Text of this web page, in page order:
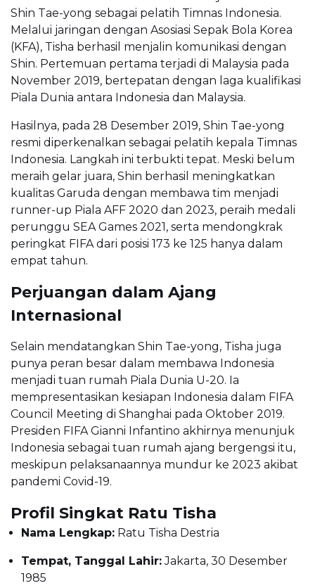
Shin Tae-yong sebagai pelatih Timnas Indonesia.
Melalui jaringan dengan Asosiasi Sepak Bola Korea
(KFA), Tisha berhasil menjalin komunikasi dengan
Shin. Pertemuan pertama terjadi di Malaysia pada
November 2019, bertepatan dengan laga kualifikasi
Piala Dunia antara Indonesia dan Malaysia.
Hasilnya, pada 28 Desember 2019, Shin Tae-yong
resmi diperkenalkan sebagai pelatih kepala Timnas
Indonesia. Langkah ini terbukti tepat. Meski belum
meraih gelar juara, Shin berhasil meningkatkan
kualitas Garuda dengan membawa tim menjadi
runner-up Piala AFF 2020 dan 2023, peraih medali
perunggu SEA Games 2021, serta mendongkrak
peringkat FIFA dari posisi 173 ke 125 hanya dalam
empat tahun.
Perjuangan dalam Ajang
Internasional
Selain mendatangkan Shin Tae-yong, Tisha juga
punya peran besar dalam membawa Indonesia
menjadi tuan rumah Piala Dunia U-20. Ia
mempresentasikan kesiapan Indonesia dalam FIFA
Council Meeting di Shanghai pada Oktober 2019.
Presiden FIFA Gianni Infantino akhirnya menunjuk
Indonesia sebagai tuan rumah ajang bergengsi itu,
meskipun pelaksanaannya mundur ke 2023 akibat
pandemi Covid-19.
Profil Singkat Ratu Tisha
Nama Lengkap: Ratu Tisha Destria
Tempat, Tanggal Lahir:Jakarta, 30 Desember
1985